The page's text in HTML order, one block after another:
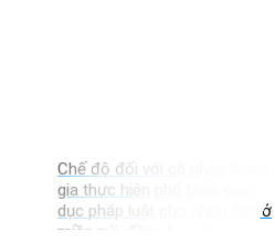
Chế độ đối với cá nhân tham
gia thực hiện phổ biến, giáo
dục pháp luật cho nhân dân ở
miền núi, đồng bào dân tộc